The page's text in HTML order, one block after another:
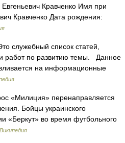
Кравченко Имя при
Кравченко Дата рождения:
служебный список статей,
работ по развитию темы. Данное
на информационные
«Милиция» перенаправляется
Бойцы украинского
«Беркут» во время футбольного
Википедия